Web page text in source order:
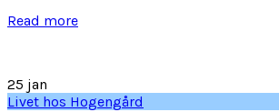
Read more
25 jan
Livet hos Hogengård